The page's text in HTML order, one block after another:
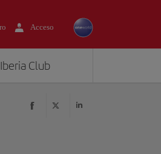
Acceso
Iberia Club